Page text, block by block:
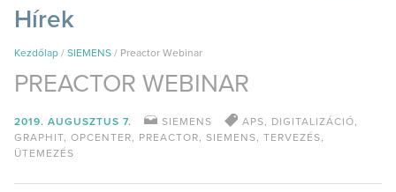
Hírek
Kezdőlap / SIEMENS / Preactor Webinar
PREACTOR WEBINAR
2019. AUGUSZTUS 7. SIEMENS APS, DIGITALIZÁCIÓ,
GRAPHIT, OPCENTER, PREACTOR, SIEMENS, TERVEZÉS,
ÜTEMEZÉS